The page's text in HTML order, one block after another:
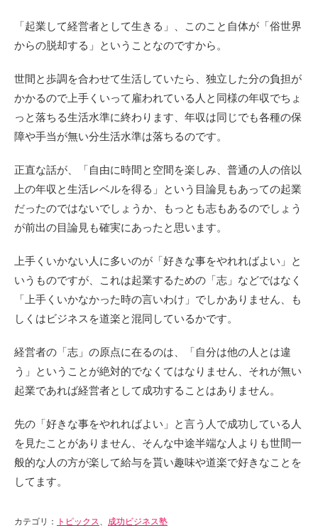
「起業して経営者として生きる」、このこと自体が「俗世界
からの脱却する」ということなのですから。
世間と歩調を合わせて生活していたら、独立した分の負担が
かかるので上手くいって雇われている人と同様の年収でちょ
っと落ちる生活水準に終わります、年収は同じでも各種の保
障や手当が無い分生活水準は落ちるのです。
正直な話が、「自由に時間と空間を楽しみ、普通の人の倍以
上の年収と生活レベルを得る」という目論見もあっての起業
だったのではないでしょうか、もっとも志もあるのでしょう
が前出の目論見も確実にあったと思います。
上手くいかない人に多いのが「好きな事をやれればよい」と
いうものですが、これは起業するための「志」などではなく
「上手くいかなかった時の言いわけ」でしかありません、も
しくはビジネスを道楽と混同しているかです。
経営者の「志」の原点に在るのは、「自分は他の人とは違
う」ということが絶対的でなくてはなりません、それが無い
起業であれば経営者として成功することはありません。
先の「好きな事をやれればよい」と言う人で成功している人
を見たことがありません、そんな中途半端な人よりも世間一
般的な人の方が楽して給与を貰い趣味や道楽で好きなことを
してます。
カテゴリ： トピックス、 成功ビジネス塾